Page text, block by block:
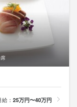
給： 25万円〜40万円